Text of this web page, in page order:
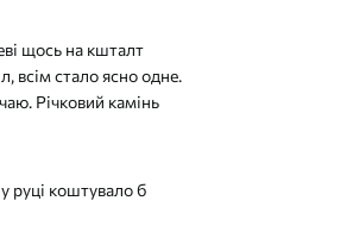
щось на кшталт
всім стало ясно одне.
Річковий камінь
руці коштувало б